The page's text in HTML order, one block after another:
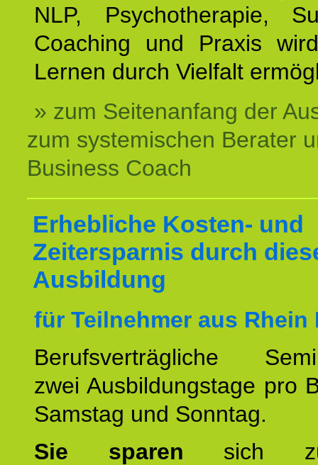
NLP, Psychotherapie,
Coaching und Praxis
Lernen durch Vielfalt
» zum Seitenanfang der
zum systemischen Berater
Business Coach
Erhebliche Kosten- und
Zeitersparnis durch
Ausbildung
für Teilnehmer aus Rhein
Berufsverträgliche
zwei Ausbildungstage pro
Samstag und Sonntag.
Sie sparen sich